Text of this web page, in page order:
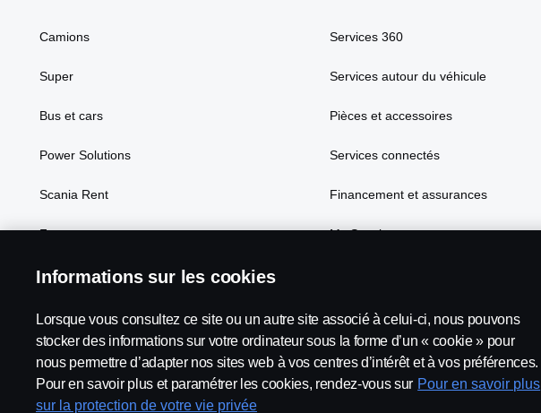
Camions
Super
Bus et cars
Power Solutions
Scania Rent
Focus
Services 360
Services autour du véhicule
Pièces et accessoires
Services connectés
Financement et assurances
My Scania
Scania in Your Region: France
Informations sur les cookies
Lorsque vous consultez ce site ou un autre site associé à celui-ci, nous pouvons
stocker des informations sur votre ordinateur sous la forme d’un « cookie » pour
nous permettre d’adapter nos sites web à vos centres d’intérêt et à vos préférences.
Pour en savoir plus et paramétrer les cookies, rendez-vous sur Pour en savoir plus
sur la protection de votre vie privée